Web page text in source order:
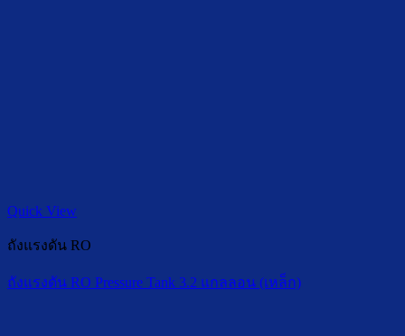
Quick View
ถังแรงดัน RO
ถังแรงดัน RO Pressure Tank 3.2 แกลลอน (เหล็ก)